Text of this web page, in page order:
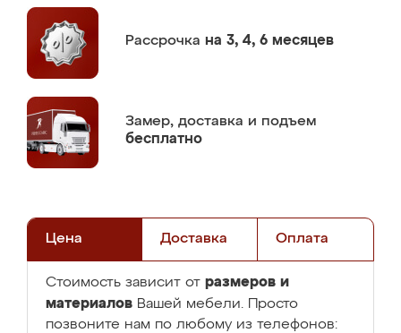
Рассрочка на 3, 4, 6 месяцев
Замер, доставка и подъем
бесплатно
Цена Доставка Оплата
Стоимость зависит от размеров и
материалов Вашей мебели. Просто
позвоните нам по любому из телефонов: